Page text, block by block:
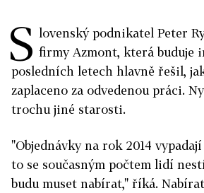
S lovenský podnikatel Peter
firmy Azmont, která buduje
posledních letech hlavně řešil,
zaplaceno za odvedenou práci.
trochu jiné starosti.
"Objednávky na rok 2014
to se současným počtem lidí
budu muset nabírat," říká.